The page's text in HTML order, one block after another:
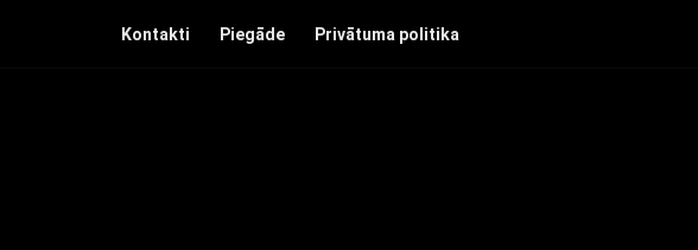
Kontakti Piegāde Privātuma politika